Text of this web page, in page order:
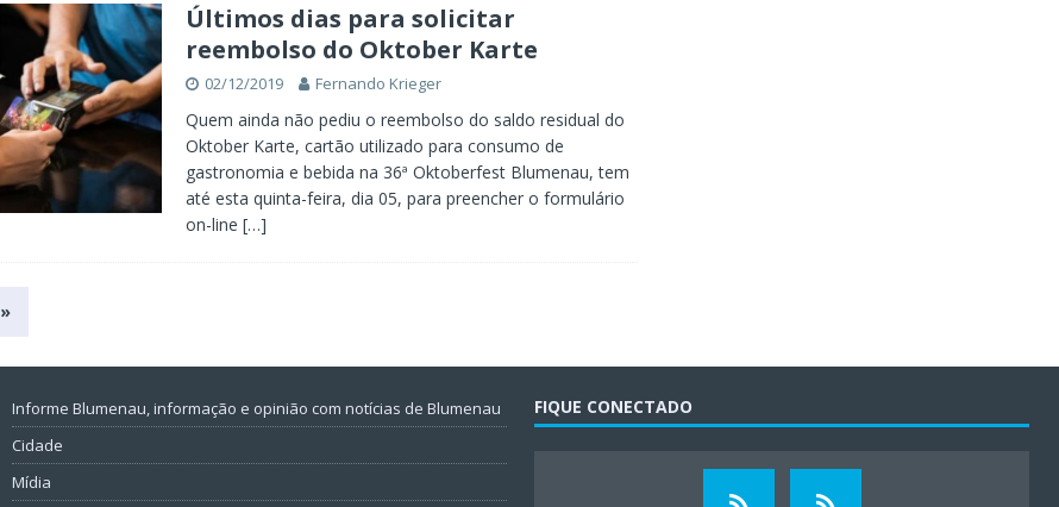
Últimos dias para solicitar
reembolso do Oktober Karte
02/12/2019 Fernando Krieger
Quem ainda não pediu o reembolso do saldo residual do
Oktober Karte, cartão utilizado para consumo de
gastronomia e bebida na 36ª Oktoberfest Blumenau, tem
até esta quinta-feira, dia 05, para preencher o formulário
on-line […]
»
Informe Blumenau, informação e opinião com notícias de Blumenau
Cidade
Mídia
FIQUE CONECTADO